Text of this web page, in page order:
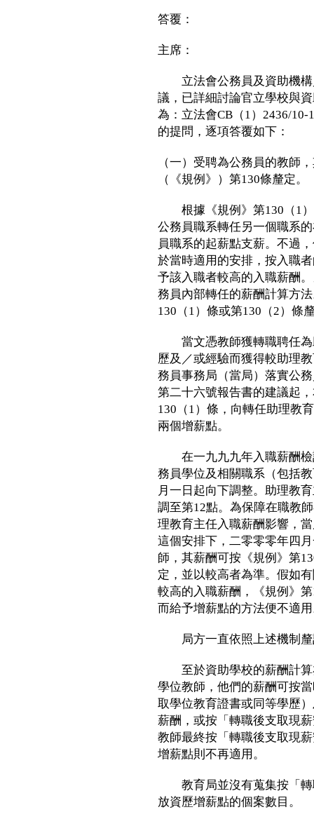
答覆：
主席：
立法會公務員及資助機構
議，已詳細討論官立學校與
為：立法會CB（1）2436/
的提問，逐項答覆如下：
（一）受聘為公務員的教師
（《規例》）第130條釐定。
根據《規例》第130（1）
公務員職系轉任另一個職系
員職系的起薪點支薪。不過
於當時適用的安排，按入職
予該入職者較高的入職薪酬
務員內部轉任的薪酬計算方
130（1）條或第130（2）條
當文憑教師獲轉職聘任為
歷及／或經驗而獲得較助理
務員事務局（當局）落實公
第二十六號報告書的建議起
130（1）條，向轉任助理教
兩個增薪點。
在一九九九年入職薪酬檢
務員學位及相關職系（包括
月一日起向下調整。助理教
調至第12點。為保障在職教
理教育主任入職薪酬影響，
這個安排下，二零零零年四
師，其薪酬可按《規例》第
定，並以較高者為準。假如
較高的入職薪酬，《規例》
而給予增薪點的方法便不適
局方一直依照上述機制釐
至於資助學校的薪酬計算
學位教師，他們的薪酬可按
取學位教育證書或同等學歷
薪酬，或按「轉職後支取現
教師最終按「轉職後支取現
增薪點則不再適用。
教育局並沒有蒐集按「轉
放資歷增薪點的個案數目。